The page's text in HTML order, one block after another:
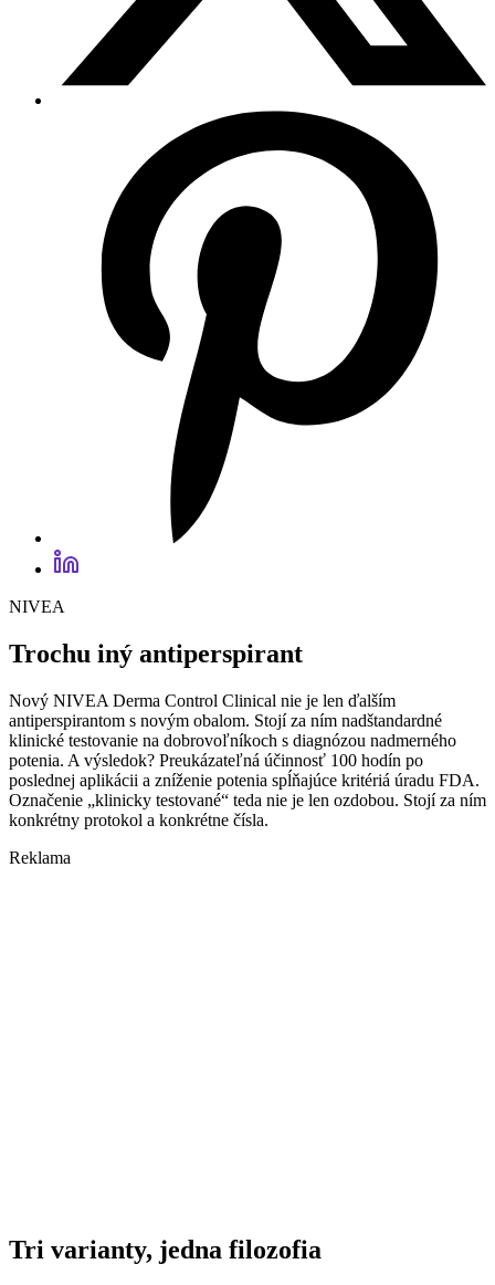
NIVEA
Trochu iný antiperspirant
Nový NIVEA Derma Control Clinical nie je len ďalším
antiperspirantom s novým obalom. Stojí za ním nadštandardné
klinické testovanie na dobrovoľníkoch s diagnózou nadmerného
potenia. A výsledok? Preukázateľná účinnosť 100 hodín po
poslednej aplikácii a zníženie potenia spĺňajúce kritériá úradu FDA.
Označenie „klinicky testované“ teda nie je len ozdobou. Stojí za ním
konkrétny protokol a konkrétne čísla.
Reklama
Tri varianty, jedna filozofia